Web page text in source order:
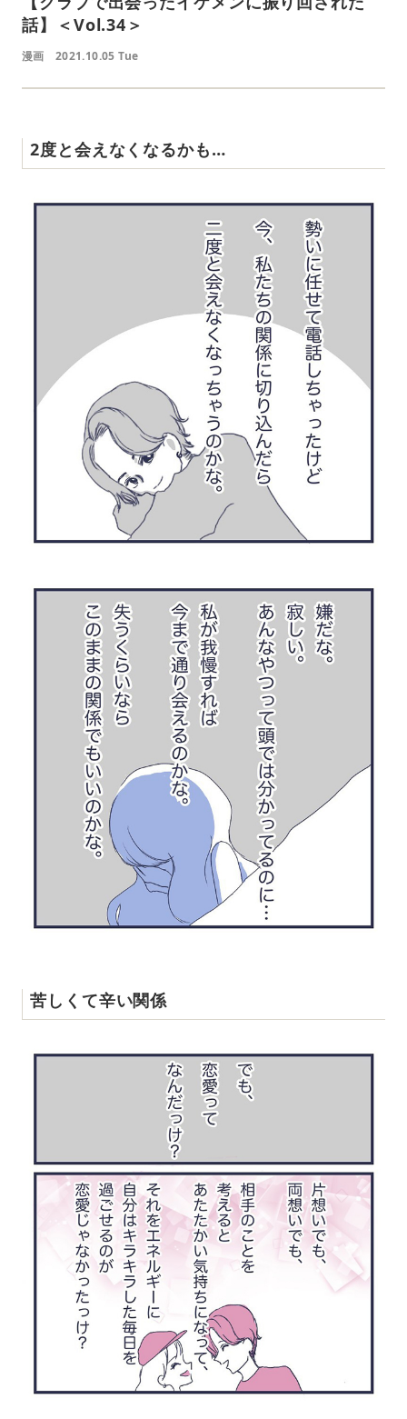
話】＜Vol.34＞
漫画 2021.10.05 Tue
2度と会えなくなるかも…
苦しくて辛い関係